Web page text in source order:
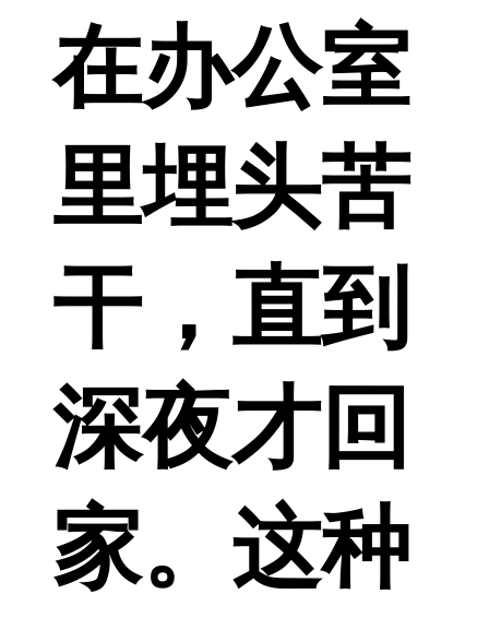
在办公室
里埋头苦
干，直到
深夜才回
家。这种